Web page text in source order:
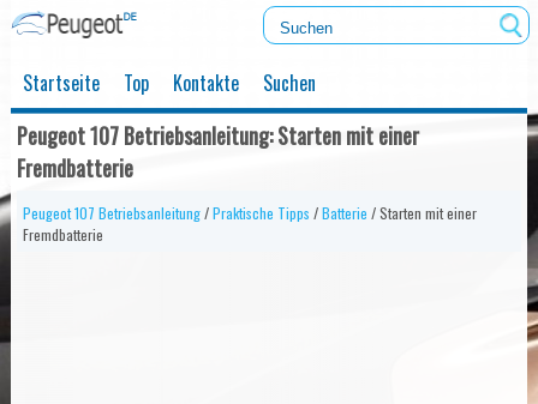
Startseite Top Kontakte Suchen
Peugeot 107 Betriebsanleitung: Starten mit einer
Fremdbatterie
Peugeot 107 Betriebsanleitung/Praktische Tipps /Batterie / Starten mit einer
Fremdbatterie